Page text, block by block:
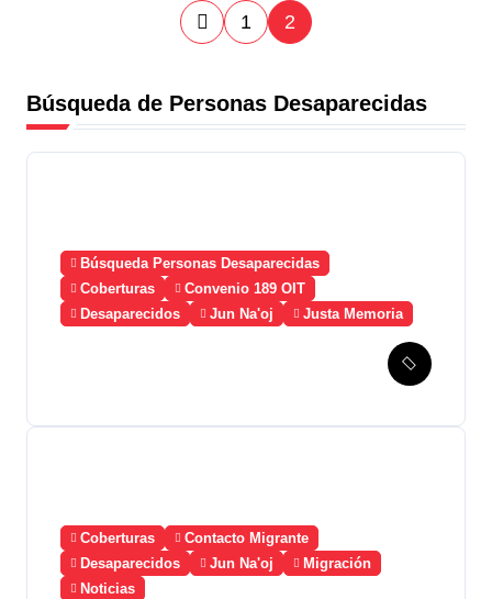
P
g
i
a
c
i
n
e
e
1 2
Búsqueda de Personas Desaparecidas
Búsqueda Personas Desaparecidas
Coberturas
Convenio 189 OIT
Desaparecidos
Jun Na'oj Justa Memoria
Estado “Violencia sexual”
Coberturas
Contacto Migrante
Desaparecidos
Jun Na'oj
Migración
Noticias